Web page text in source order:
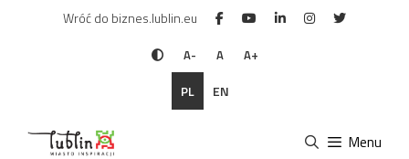
Wróć do biznes.lublin.eu
A- A A+
PL EN
Menu